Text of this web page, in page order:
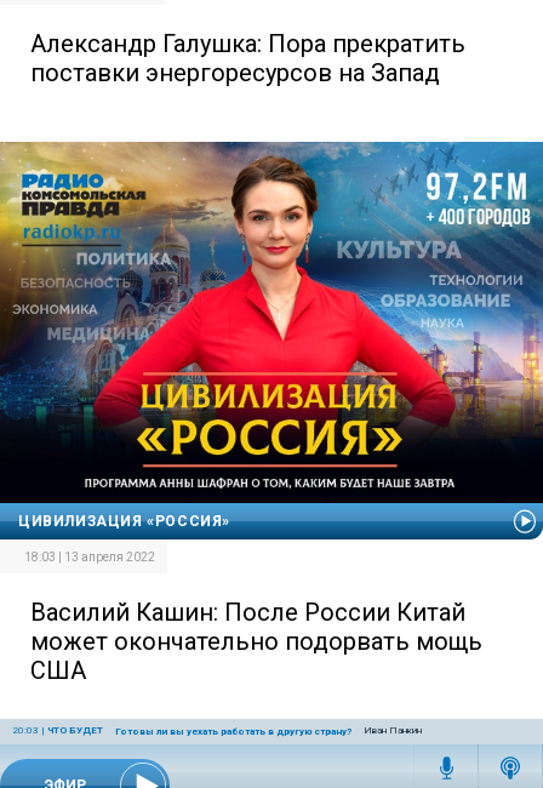
20:03 | ЧТО БУДЕТ Готовы ли вы уехать работать в другую страну? Иван Панкин
Александр Галушка: Пора прекратить
поставки энергоресурсов на Запад
ЦИВИЛИЗАЦИЯ «РОССИЯ»
18:03 | 13 апреля 2022
Василий Кашин: После России Китай
может окончательно подорвать мощь
США